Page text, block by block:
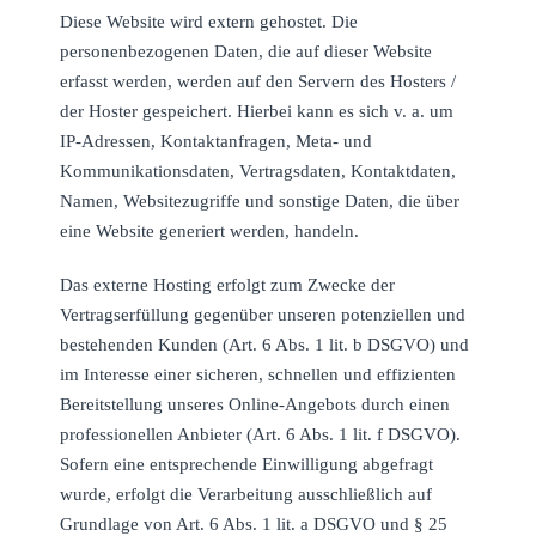
Diese Website wird extern gehostet. Die
personenbezogenen Daten, die auf dieser Website
erfasst werden, werden auf den Servern des Hosters /
der Hoster gespeichert. Hierbei kann es sich v. a. um
IP-Adressen, Kontaktanfragen, Meta- und
Kommunikationsdaten, Vertragsdaten, Kontaktdaten,
Namen, Websitezugriffe und sonstige Daten, die über
eine Website generiert werden, handeln.
Das externe Hosting erfolgt zum Zwecke der
Vertragserfüllung gegenüber unseren potenziellen und
bestehenden Kunden (Art. 6 Abs. 1 lit. b DSGVO) und
im Interesse einer sicheren, schnellen und effizienten
Bereitstellung unseres Online-Angebots durch einen
professionellen Anbieter (Art. 6 Abs. 1 lit. f DSGVO).
Sofern eine entsprechende Einwilligung abgefragt
wurde, erfolgt die Verarbeitung ausschließlich auf
Grundlage von Art. 6 Abs. 1 lit. a DSGVO und § 25